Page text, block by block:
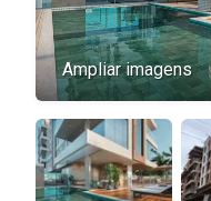
Ampliar imagens